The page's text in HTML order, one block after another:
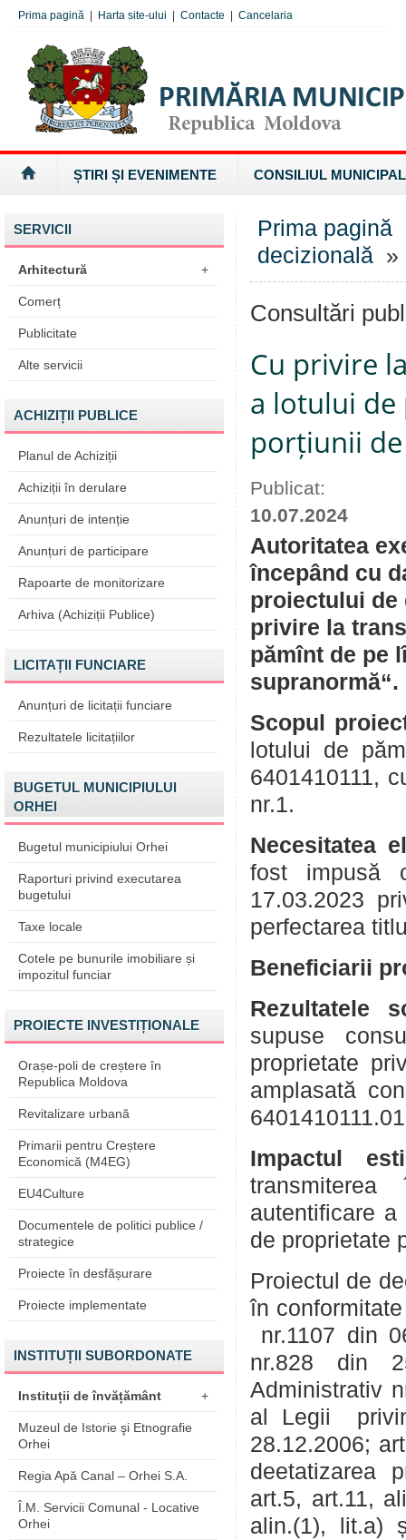
Prima pagină Harta site-ului Contacte Cancelaria
ȘTIRI ȘI EVENIMENTE CONSILIUL MUNICIPAL
SERVICII
Arhitectură +
Comerț
Publicitate
Alte servicii
ACHIZIȚII PUBLICE
Planul de Achiziții
Achiziții în derulare
Anunțuri de intenție
Anunțuri de participare
Rapoarte de monitorizare
Arhiva (Achiziții Publice)
LICITAȚII FUNCIARE
Anunțuri de licitații funciare
Rezultatele licitațiilor
BUGETUL MUNICIPIULUI
ORHEI
Bugetul municipiului Orhei
Raporturi privind executarea
bugetului
Taxe locale
Cotele pe bunurile imobiliare și
impozitul funciar
PROIECTE INVESTIȚIONALE
Orașe-poli de creștere în
Republica Moldova
Revitalizare urbană
Primarii pentru Creștere
Economică (M4EG)
EU4Culture
Documentele de politici publice /
strategice
Proiecte în desfășurare
Proiecte implementate
INSTITUȚII SUBORDONATE
Instituții de învățământ +
Muzeul de Istorie şi Etnografie
Orhei
Regia Apă Canal – Orhei S.A.
Î.M. Servicii Comunal - Locative
Orhei
Prima pagină
decizională »
Consultări
Cu privire
a lotului de
porțiunii
Publicat:
10.07.2024
Autoritatea
începând cu
proiectului de
privire la
pămînt de pe
supranormă“.
Scopul
lotului de
6401410111,
nr.1.
Necesitatea
fost impusă
17.03.2023
perfectarea
Beneficiarii
Rezultatele
supuse
proprietate
amplasată
Impactul
autentificare
de proprietate
Proiectul de
în
nr.1107 din
nr.828 din
Administrativ
al Legii
28.12.2006;
deetatizarea
art.5, art.11,
alin.(1), lit.a)